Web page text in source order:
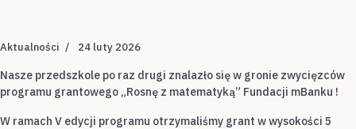
Aktualności 24 luty 2026
Nasze przedszkole po raz drugi znalazło się w gronie zwycięzców
programu grantowego „Rosnę z matematyką” Fundacji mBanku !
W ramach V edycji programu otrzymaliśmy grant w wysokości 5